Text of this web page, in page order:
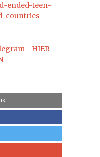
ended-teen-
countries-
- HIER